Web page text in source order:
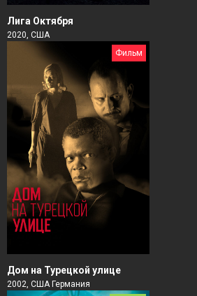
Лига Октября
2020, США
Фильм
Дом на Турецкой улице
2002, США Германия